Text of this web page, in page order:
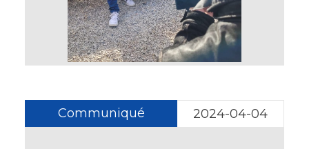
Communiqué 2024-04-04